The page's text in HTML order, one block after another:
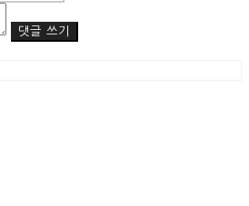
댓글 쓰기